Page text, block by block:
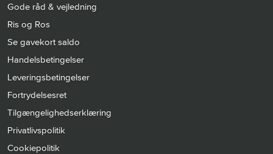
Gode råd & vejledning
Ris og Ros
Se gavekort saldo
Handelsbetingelser
Leveringsbetingelser
Fortrydelsesret
Tilgængelighedserklæring
Privatlivspolitik
Cookiepolitik